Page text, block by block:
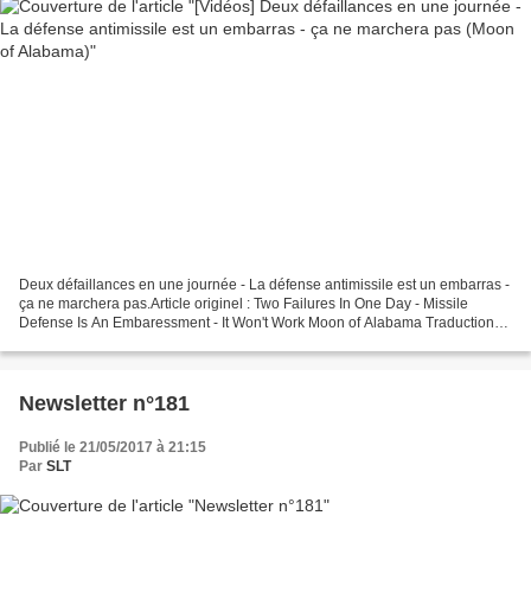
Deux défaillances en une journée - La défense antimissile est un embarras -
ça ne marchera pas.Article originel : Two Failures In One Day - Missile
Defense Is An Embaressment - It Won't Work Moon of Alabama Traduction
Newsletter n°181
Publié le 21/05/2017 à 21:15
Par SLT